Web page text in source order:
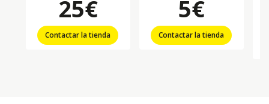
25€
Contactar la tienda
5€
Contactar la tienda